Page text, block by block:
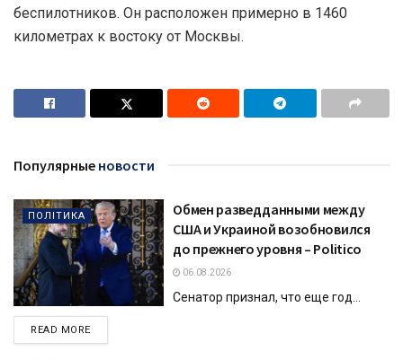
беспилотников. Он расположен примерно в 1460
километрах к востоку от Москвы.
Популярные новости
ПОЛІТИКА
Обмен разведданными между
США и Украиной возобновился
до прежнего уровня – Politico
06.08.2026
Сенатор признал, что еще год...
READ MOREDETAILS